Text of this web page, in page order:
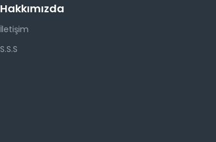
Hakkımızda
İletişim
S.S.S